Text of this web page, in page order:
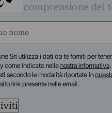
comprensione dei
Srl utilizza i dati da te forniti per
come indicato nellanostra informativa
secondo le modalità riportate in
link presente nelle email.